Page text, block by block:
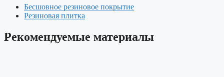
Бесшовное резиновое покрытие
Резиновая плитка
Рекомендуемые материалы